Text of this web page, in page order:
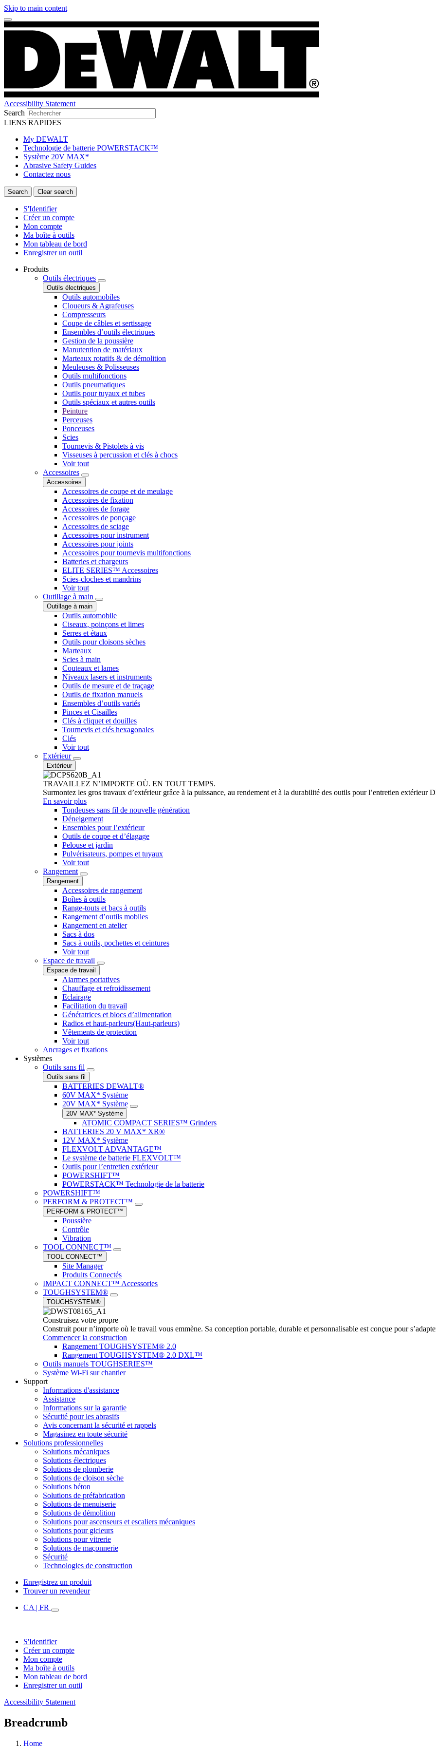
Skip to main content
Accessibility Statement
Search
LIENS RAPIDES
My DEWALT
Technologie de batterie POWERSTACK™
Système 20V MAX*
Abrasive Safety Guides
Contactez nous
S'Identifier
Créer un compte
Mon compte
Ma boîte à outils
Mon tableau de bord
Enregistrer un outil
Produits
Outils électriques
Outils électriques
Outils automobiles
Cloueurs & Agrafeuses
Compresseurs
Coupe de câbles et sertissage
Ensembles d’outils électriques
Gestion de la poussière
Manutention de matériaux
Marteaux rotatifs & de démolition
Meuleuses & Polisseuses
Outils multifonctions
Outils pneumatiques
Outils pour tuyaux et tubes
Outils spéciaux et autres outils
Peinture
Perceuses
Ponceuses
Scies
Tournevis & Pistolets à vis
Visseuses à percussion et clés à chocs
Voir tout
Accessoires
Accessoires
Accessoires de coupe et de meulage
Accessoires de fixation
Accessoires de forage
Accessoires de ponçage
Accessoires de sciage
Accessoires pour instrument
Accessoires pour joints
Accessoires pour tournevis multifonctions
Batteries et chargeurs
ELITE SERIES™ Accessoires
Scies-cloches et mandrins
Voir tout
Outillage à main
Outillage à main
Outils automobile
Ciseaux, poinçons et limes
Serres et étaux
Outils pour cloisons sèches
Marteaux
Scies à main
Couteaux et lames
Niveaux lasers et instruments
Outils de mesure et de traçage
Outils de fixation manuels
Ensembles d’outils variés
Pinces et Cisailles
Clés à cliquet et douilles
Tournevis et clés hexagonales
Clés
Voir tout
Extérieur
Extérieur
TRAVAILLEZ N’IMPORTE OÙ. EN TOUT TEMPS.
Surmontez les gros travaux d’extérieur grâce à la puissance, au rendement et à la durabilité des outils pour l’entretien extérieur
En savoir plus
Tondeuses sans fil de nouvelle génération
Déneigement
Ensembles pour l’extérieur
Outils de coupe et d’élagage
Pelouse et jardin
Pulvérisateurs, pompes et tuyaux
Voir tout
Rangement
Rangement
Accessoires de rangement
Boîtes à outils
Range-touts et bacs à outils
Rangement d’outils mobiles
Rangement en atelier
Sacs à dos
Sacs à outils, pochettes et ceintures
Voir tout
Espace de travail
Espace de travail
Alarmes portatives
Chauffage et refroidissement
Eclairage
Facilitation du travail
Génératrices et blocs d’alimentation
Radios et haut-parleurs(Haut-parleurs)
Vêtements de protection
Voir tout
Ancrages et fixations
Systèmes
Outils sans fil
Outils sans fil
BATTERIES DEWALT®
60V MAX* Système
20V MAX* Système
20V MAX* Système
ATOMIC COMPACT SERIES™ Grinders
BATTERIES 20 V MAX* XR®
12V MAX* Système
FLEXVOLT ADVANTAGE™
Le système de batterie FLEXVOLT™
Outils pour l’entretien extérieur
POWERSHIFT™
POWERSTACK™ Technologie de la batterie
POWERSHIFT™
PERFORM & PROTECT™
PERFORM & PROTECT™
Poussière
Contrôle
Vibration
TOOL CONNECT™
TOOL CONNECT™
Site Manager
Produits Connectés
IMPACT CONNECT™ Accessories
TOUGHSYSTEM®
TOUGHSYSTEM®
Construisez votre propre
Construit pour n’importe où le travail vous emmène. Sa conception portable, durable et personnalisable est conçue pour
Commencer la construction
Rangement TOUGHSYSTEM® 2.0
Rangement TOUGHSYSTEM® 2.0 DXL™
Outils manuels TOUGHSERIES™
Système Wi-Fi sur chantier
Support
Informations d'assistance
Assistance
Informations sur la garantie
Sécurité pour les abrasifs
Avis concernant la sécurité et rappels
Magasinez en toute sécurité
Solutions professionnelles
Solutions mécaniques
Solutions électriques
Solutions de plomberie
Solutions de cloison sèche
Solutions béton
Solutions de préfabrication
Solutions de menuiserie
Solutions de démolition
Solutions pour ascenseurs et escaliers mécaniques
Solutions pour gicleurs
Solutions pour vitrerie
Solutions de maçonnerie
Sécurité
Technologies de construction
Enregistrez un produit
Trouver un revendeur
CA | FR
S'Identifier
Créer un compte
Mon compte
Ma boîte à outils
Mon tableau de bord
Enregistrer un outil
Accessibility Statement
Breadcrumb
Home